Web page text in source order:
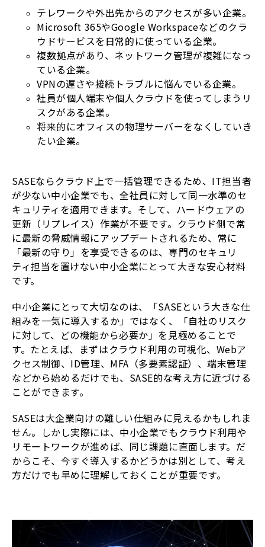
テレワークや外出先からのアクセスが多い企業。
Microsoft 365やGoogle Workspaceなどのクラ
ウドサービスを日常的に使っている企業。
複数拠点があり、ネットワーク管理が複雑になっ
ている企業。
VPNの遅さや接続トラブルに悩んでいる企業。
社員が個人端末や個人クラウドを使ってしまうリ
スクがある企業。
将来的にオフィスの物理サーバーをなくしていき
たい企業。
SASEならクラウド上で一括管理できるため、IT担当者
が少ない中小企業でも、全社員に対して同一水準のセ
キュリティを適用できます。そして、ハードウェアの
更新（リプレイス）作業が不要です。クラウド側で常
に最新の脅威情報にアップデートされるため、常に
「最新の守り」を享受できるのは、専門のセキュリ
ティ担当を置けない中小企業にとって大きな安心材料
です。
中小企業にとって大切なのは、「SASEという大きな仕
組みを一気に導入するか」ではなく、「自社のリスク
に対して、どの機能から必要か」を見極めることで
す。たとえば、まずはクラウド利用の可視化、Webア
クセス制御、ID管理、MFA（多要素認証）、端末管理
などから始めるだけでも、SASE的な考え方に近づける
ことができます。
SASEは大企業向けの難しい仕組みに見えるかもしれま
せん。しかし実際には、中小企業でもクラウド利用や
リモートワークが進めば、同じ課題に直面します。だ
からこそ、今すぐ導入するかどうかは別として、考え
方だけでも早めに理解しておくことが重要です。